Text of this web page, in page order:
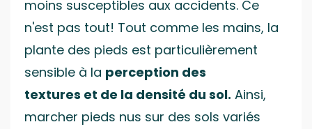
moins susceptibles aux accidents. Ce
n'est pas tout! Tout comme les mains, la
plante des pieds est particulièrement
sensible à la perception des
textures et de la densité du sol. Ainsi,
marcher pieds nus sur des sols variés